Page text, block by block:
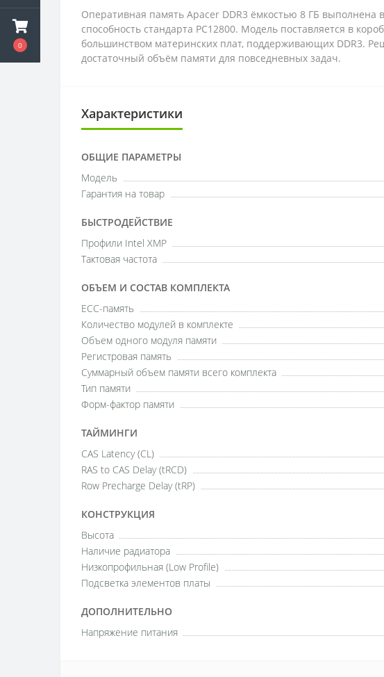
0
Оперативная память Apacer DDR3 ёмкостью 8 ГБ выполнена
способность стандарта PC12800. Модель поставляется в
большинством материнских плат, поддерживающих DDR3.
достаточный объём памяти для повседневных задач.
Характеристики
ОБЩИЕ ПАРАМЕТРЫ
Модель
Гарантия на товар
БЫСТРОДЕЙСТВИЕ
Профили Intel XMP
Тактовая частота
ОБЪЕМ И СОСТАВ КОМПЛЕКТА
ECC-память
Количество модулей в комплекте
Объем одного модуля памяти
Регистровая память
Суммарный объем памяти всего комплекта
Тип памяти
Форм-фактор памяти
ТАЙМИНГИ
CAS Latency (CL)
RAS to CAS Delay (tRCD)
Row Precharge Delay (tRP)
КОНСТРУКЦИЯ
Высота
Наличие радиатора
Низкопрофильная (Low Profile)
Подсветка элементов платы
ДОПОЛНИТЕЛЬНО
Напряжение питания